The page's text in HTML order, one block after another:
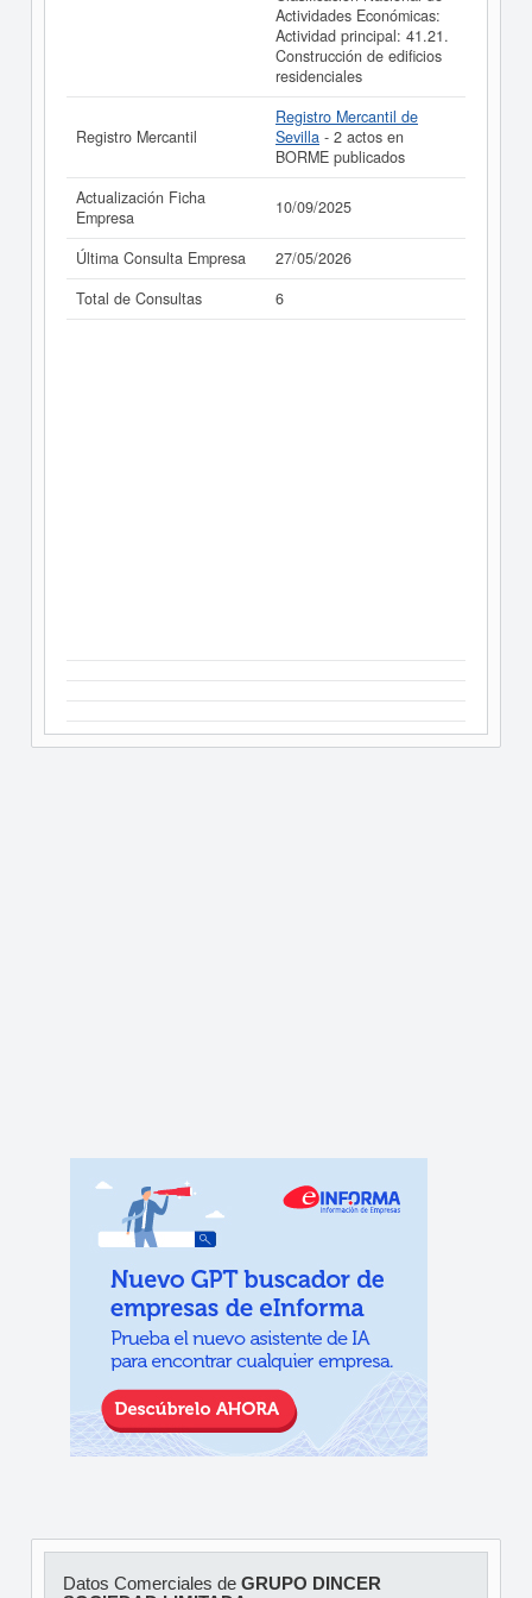
Actividades Económicas:
Actividad principal: 41.21.
Construcción de edificios
residenciales
Registro Mercantil
Registro Mercantil de
Sevilla - 2 actos en
BORME publicados
Actualización Ficha
Empresa
10/09/2025
Última Consulta Empresa
27/05/2026
Total de Consultas
6
Datos Comerciales de GRUPO DINCER